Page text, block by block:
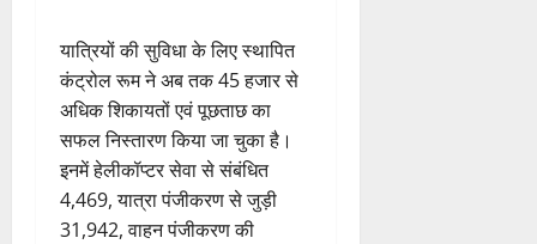
यात्रियों की सुविधा के लिए स्थापित
कंट्रोल रूम ने अब तक 45 हजार से
अधिक शिकायतों एवं पूछताछ का
सफल निस्तारण किया जा चुका है।
इनमें हेलीकॉप्टर सेवा से संबंधित
4,469, यात्रा पंजीकरण से जुड़ी
31,942, वाहन पंजीकरण की